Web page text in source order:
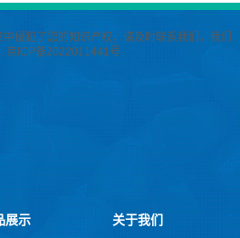
侵犯了您的知识产权，请及时联系我们，我们
京ICP备2022011441号
展示 关于我们